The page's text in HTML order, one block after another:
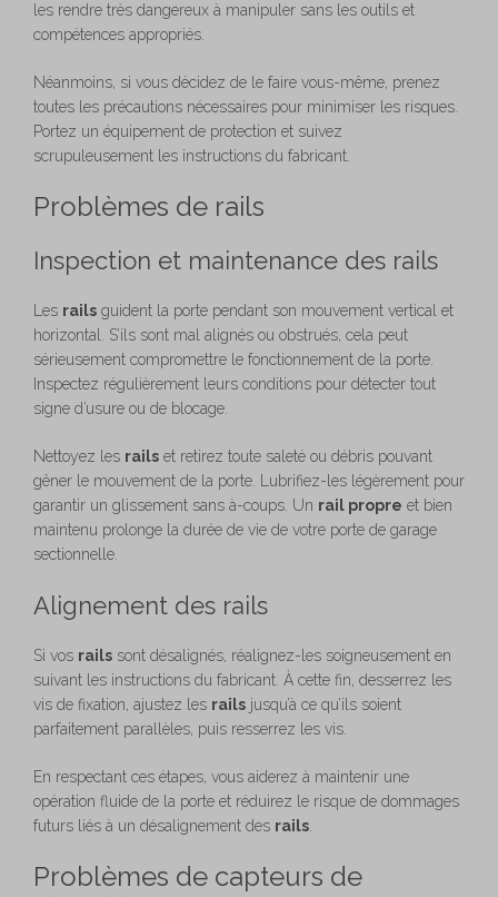
les rendre très dangereux à manipuler sans les outils et
compétences appropriés.
Néanmoins, si vous décidez de le faire vous-même, prenez
toutes les précautions nécessaires pour minimiser les risques.
Portez un équipement de protection et suivez
scrupuleusement les instructions du fabricant.
Problèmes de rails
Inspection et maintenance des rails
Les rails guident la porte pendant son mouvement vertical et
horizontal. S’ils sont mal alignés ou obstrués, cela peut
sérieusement compromettre le fonctionnement de la porte.
Inspectez régulièrement leurs conditions pour détecter tout
signe d’usure ou de blocage.
Nettoyez les rails et retirez toute saleté ou débris pouvant
gêner le mouvement de la porte. Lubrifiez-les légèrement pour
garantir un glissement sans à-coups. Un rail propre et bien
maintenu prolonge la durée de vie de votre porte de garage
sectionnelle.
Alignement des rails
Si vos rails sont désalignés, réalignez-les soigneusement en
suivant les instructions du fabricant. À cette fin, desserrez les
vis de fixation, ajustez les rails jusqu’à ce qu’ils soient
parfaitement parallèles, puis resserrez les vis.
En respectant ces étapes, vous aiderez à maintenir une
opération fluide de la porte et réduirez le risque de dommages
futurs liés à un désalignement des rails.
Problèmes de capteurs de